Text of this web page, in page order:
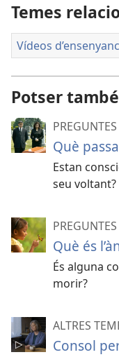
Temes
Vídeos
Potser
Què
Estan
seu voltant?
Què és
És alguna
morir?
ALTRES
Consol